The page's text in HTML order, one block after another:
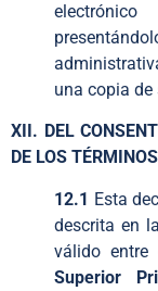
una copia de
XII. DEL
DE LOS TÉRMINOS
12.1 Esta
descrita en
válido
Superior